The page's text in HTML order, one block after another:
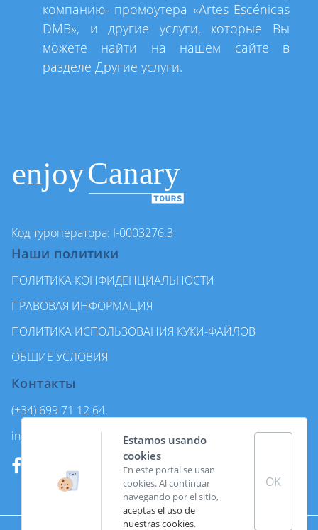
компанию- промоутера «Artes Escénicas
DMB», и другие услуги, которые Вы
можете найти на нашем сайте в
разделе Другие услуги.
Код туроператора: I-0003276.3
Наши политики
ПОЛИТИКА КОНФИДЕНЦИАЛЬНОСТИ
ПРАВОВАЯ ИНФОРМАЦИЯ
ПОЛИТИКА ИСПОЛЬЗОВАНИЯ КУКИ-ФАЙЛОВ
ОБЩИЕ УСЛОВИЯ
Контакты
(+34) 699 71 12 64
info@enjoycanarytours.comEstamos usando
cookies
En este portal se usan
cookies. Al continuar
navegando por el sitio,
aceptas el uso de
nuestras cookies.
OK